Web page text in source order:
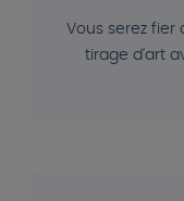
Vous serez
tirage d'art